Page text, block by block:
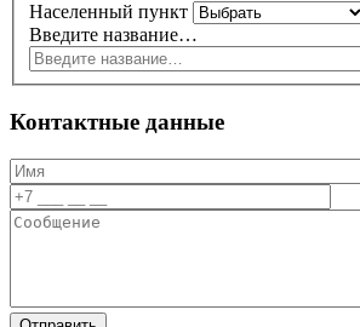
Населенный пункт
Введите название…
Контактные данные